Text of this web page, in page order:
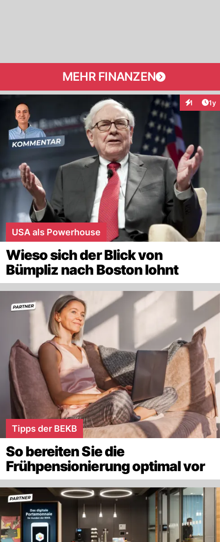
MEHR FINANZEN
1 1y
USA als Powerhouse
Wieso sich der Blick von
Bümpliz nach Boston lohnt
Tipps der BEKB
So bereiten Sie die
Frühpensionierung optimal vor